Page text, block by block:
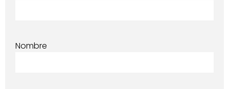
Nombre